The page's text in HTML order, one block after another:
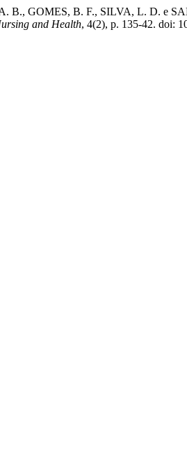
GOMES, B. F., SILVA, L. D. e
and Health, 4(2), p. 135-42. doi: